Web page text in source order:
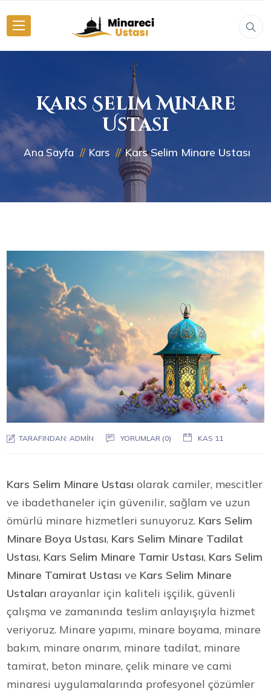
Kars Selim Minare
Ustası
Ana Sayfa Kars Kars Selim Minare Ustası
TARAFINDAN: ADMIN YORUMLAR (0) KAS 11
Kars Selim Minare Ustası olarak camiler, mescitler
ve ibadethaneler için güvenilir, sağlam ve uzun
ömürlü minare hizmetleri sunuyoruz. Kars Selim
Minare Boya Ustası, Kars Selim Minare Tadilat
Ustası, Kars Selim Minare Tamir Ustası, Kars Selim
Minare Tamirat Ustası ve Kars Selim Minare
Ustaları arayanlar için kaliteli işçilik, güvenli
çalışma ve zamanında teslim anlayışıyla hizmet
veriyoruz. Minare yapımı, minare boyama, minare
bakım, minare onarım, minare tadilat, minare
tamirat, beton minare, çelik minare ve cami
minaresi uygulamalarında profesyonel çözümler